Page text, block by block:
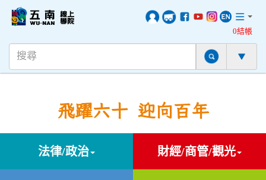
0結帳
飛躍六十 迎向百年
法律/政治 財經/商管/觀光